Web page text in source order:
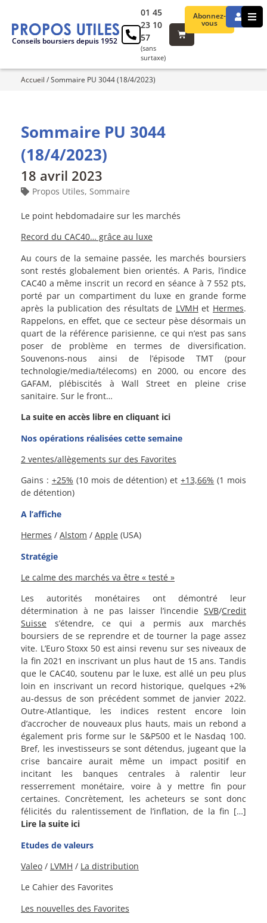
Conseils boursiers depuis 1952
Abonnez-
vous
01 45
23 10
57
(sans
surtaxe)
Accueil /Sommaire PU 3044 (18/4/2023)
Sommaire PU 3044
(18/4/2023)
18 avril 2023
Propos Utiles, Sommaire
Le point hebdomadaire sur les marchés
Record du CAC40… grâce au luxe
Au cours de la semaine passée, les marchés boursiers
sont restés globalement bien orientés. A Paris, l’indice
CAC40 a même inscrit un record en séance à 7 552 pts,
porté par un compartiment du luxe en grande forme
après la publication des résultats de LVMH et Hermes.
Rappelons, en effet, que ce secteur pèse désormais un
quart de la référence parisienne, ce qui n’est pas sans
poser de problème en termes de diversification.
Souvenons-nous ainsi de l’épisode TMT (pour
technologie/media/télecoms) en 2000, ou encore des
GAFAM, plébiscités à Wall Street en pleine crise
sanitaire. Sur le front…
La suite en accès libre en cliquant ici
Nos opérations réalisées cette semaine
2 ventes/allègements sur des Favorites
Gains : +25% (10 mois de détention) et+13,66% (1 mois
de détention)
A l’affiche
Hermes / Alstom / Apple (USA)
Stratégie
Le calme des marchés va être « testé »
Les autorités monétaires ont démontré leur
détermination à ne pas laisser l’incendie SVB/Credit
Suisse s’étendre, ce qui a permis aux marchés
boursiers de se reprendre et de tourner la page assez
vite. L’Euro Stoxx 50 est ainsi revenu sur ses niveaux de
la fin 2021 en inscrivant un plus haut de 15 ans. Tandis
que le CAC40, soutenu par le luxe, est allé un peu plus
loin en inscrivant un record historique, quelques +2%
au-dessus de son précédent sommet de janvier 2022.
Outre-Atlantique, les indices restent encore loin
d’accrocher de nouveaux plus hauts, mais un rebond a
également pris forme sur le S&P500 et le Nasdaq 100.
Bref, les investisseurs se sont détendus, jugeant que la
crise bancaire aurait même un impact positif en
incitant les banques centrales à ralentir leur
resserrement monétaire, voire à y mettre fin pour
certaines. Concrètement, les acheteurs se sont donc
félicités du ralentissement de l’inflation, de la fin […]
Lire la suite ici
Etudes de valeurs
Valeo / LVMH / La distribution
Le Cahier des Favorites
Les nouvelles des Favorites